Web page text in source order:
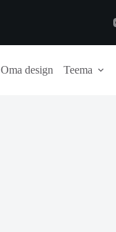
Oma design Teema